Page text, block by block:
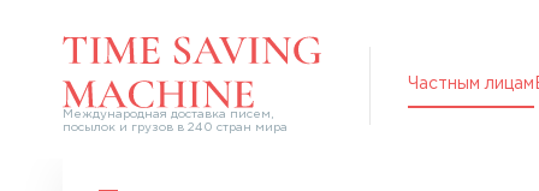
Международная доставка писем,
посылок и грузов в 240 стран мира
Частным лицам